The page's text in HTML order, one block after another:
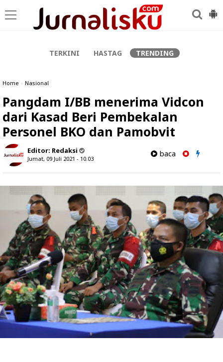
TERKINI HASTAG TRENDING
Home » Nasional
Pangdam I/BB menerima Vidcon
dari Kasad Beri Pembekalan
Personel BKO dan Pamobvit
Editor: Redaksi
Jumat, 09 Juli 2021 - 10.03
baca